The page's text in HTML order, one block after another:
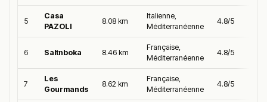
5
Casa
PAZOLI
8.08 km
Italienne,
Méditerranéenne
4.8/5
6 Saltnboka 8.46 km
Française,
Méditerranéenne
4.8/5
7
Les
Gourmands
8.62 km
Française,
Méditerranéenne
4.8/5